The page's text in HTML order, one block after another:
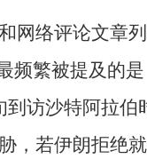
网络评论文章
频繁被提及的
到访沙特阿拉伯
，若伊朗拒绝